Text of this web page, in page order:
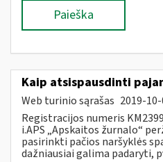
Paieška
Kaip atsispausdinti
Web turinio sąrašas 2019-
Registracijos numeris
i.APS „Apskaitos žurnalo“
pasirinkti pačios naršyklės
dažniausiai galima padaryti,